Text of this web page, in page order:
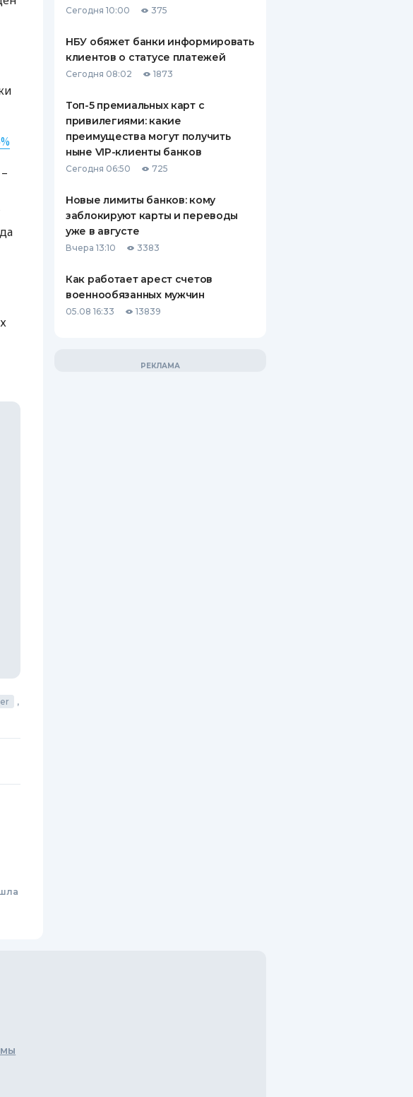
ОБЗОР
СТРАХОВАНИЮ
ВСЕ СТРАХОВЫЕ ПОЛИСЫ
ОТЗЫВЫ О СТРАХОВЫХ
КОМПАНИЯХ
,
Сегодня 10:00 375
НБУ обяжет банки информировать
клиентов о статусе платежей
Сегодня 08:02 1873
Топ-5 премиальных карт с
привилегиями: какие
преимущества могут получить
ныне VIP-клиенты банков
Сегодня 06:50 725
Новые лимиты банков: кому
заблокируют карты и переводы
уже в августе
Вчера 13:10 3383
Как работает арест счетов
военнообязанных мужчин
05.08 16:33 13839